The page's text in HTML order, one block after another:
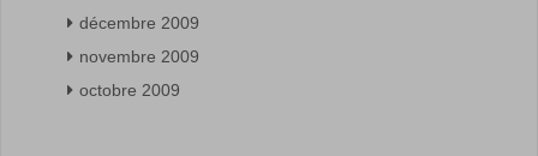
décembre 2009
novembre 2009
octobre 2009